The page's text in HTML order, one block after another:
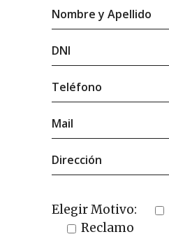
Elegir Motivo:
Reclamo